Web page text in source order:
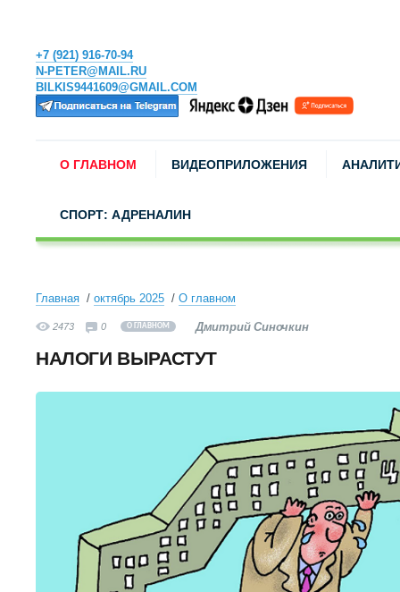
+7 (921) 916-70-94
N-PETER@MAIL.RU
BILKIS9441609@GMAIL.COM
О ГЛАВНОМ ВИДЕОПРИЛОЖЕНИЯ
СПОРТ: АДРЕНАЛИН
Главная октябрь 2025 О главном
2473 0 О ГЛАВНОМ Дмитрий Синочкин
НАЛОГИ ВЫРАСТУТ